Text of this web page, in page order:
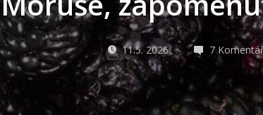
11.5. 2026 7